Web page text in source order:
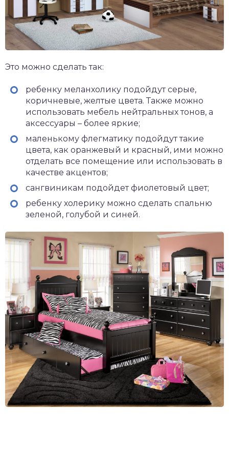
Это можно сделать так:
ребенку меланхолику подойдут серые,
коричневые, желтые цвета. Также можно
использовать мебель нейтральных тонов, а
аксессуары – более яркие;
маленькому флегматику подойдут такие
цвета, как оранжевый и красный, ими можно
отделать все помещение или использовать в
качестве акцентов;
сангвиникам подойдет фиолетовый цвет;
ребенку холерику можно сделать спальню
зеленой, голубой и синей.